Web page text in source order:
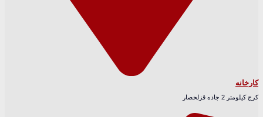
کارخانه
کرج کیلومتر 2 جاده قزلحصار